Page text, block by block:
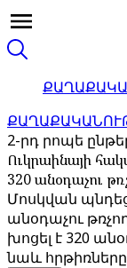
2-րդ րոպե
Ուկրաինայի
320 անօդաչու
Մոսկվան
անօդաչու
խոցել է 320
նաև